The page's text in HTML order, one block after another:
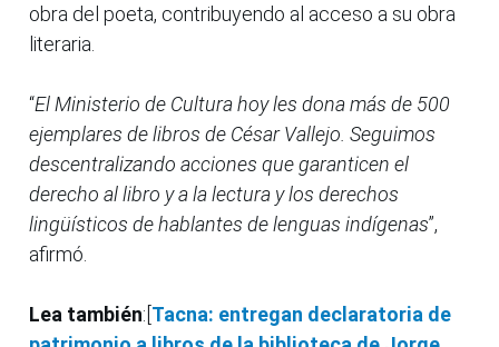
obra del poeta, contribuyendo al acceso a su obra
literaria.
“El Ministerio de Cultura hoy les dona más de 500
ejemplares de libros de César Vallejo. Seguimos
descentralizando acciones que garanticen el
derecho al libro y a la lectura y los derechos
lingüísticos de hablantes de lenguas indígenas”,
afirmó.
Lea también:[ Tacna: entregan declaratoria de